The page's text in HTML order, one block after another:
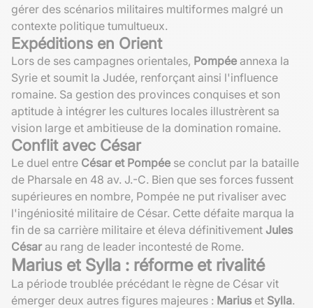
gérer des scénarios militaires multiformes malgré un
contexte politique tumultueux.
Expéditions en Orient
Lors de ses campagnes orientales, Pompée annexa la
Syrie et soumit la Judée, renforçant ainsi l'influence
romaine. Sa gestion des provinces conquises et son
aptitude à intégrer les cultures locales illustrèrent sa
vision large et ambitieuse de la domination romaine.
Conflit avec César
Le duel entre César et Pompée se conclut par la bataille
de Pharsale en 48 av. J.-C. Bien que ses forces fussent
supérieures en nombre, Pompée ne put rivaliser avec
l'ingéniosité militaire de César. Cette défaite marqua la
fin de sa carrière militaire et éleva définitivement Jules
Césarau rang de leader incontesté de Rome.
Marius et Sylla : réforme et rivalité
La période troublée précédant le règne de César vit
émerger deux autres figures majeures : Marius et Sylla.